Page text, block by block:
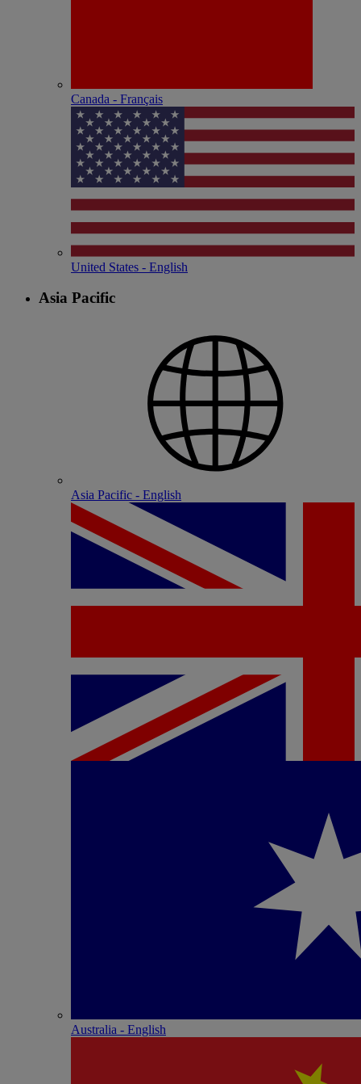
Canada - Français
United States - English
Asia Pacific
Asia Pacific - English
Australia - English